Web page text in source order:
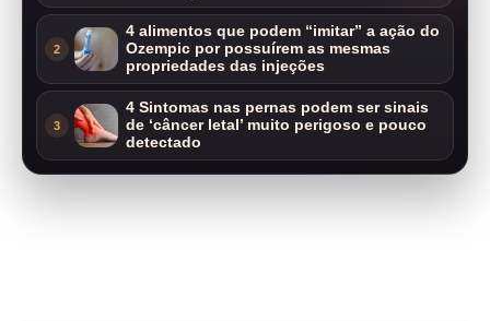
2
4 alimentos que podem “imitar” a ação do
Ozempic por possuírem as mesmas
propriedades das injeções
3
4 Sintomas nas pernas podem ser sinais
de ‘câncer letal’ muito perigoso e pouco
detectado